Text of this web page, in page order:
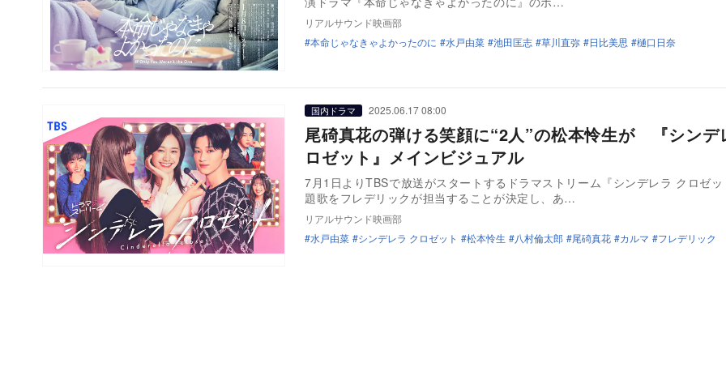
リアルサウンド映画部
本命じゃなきゃよかったのに
水戸由菜 池田匡志 草川直弥 日比美思 樋口日奈
国内ドラマ 2025.06.17 08:00
尾碕真花の弾ける笑顔に“2人”の松本怜生が 『シンデ
ロゼット』メインビジュアル
7月1日よりTBSで放送がスタートするドラマストリーム『シンデレラ クロゼッ
題歌をフレデリックが担当することが決定し、あ…
リアルサウンド映画部
水戸由菜
シンデレラ クロゼット 松本怜生 八村倫太郎 尾碕真花 カルマ フレデリック